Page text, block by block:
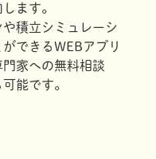
ます。
積立シミュレーシ
できるWEBアプリ
家への無料相談
能です。